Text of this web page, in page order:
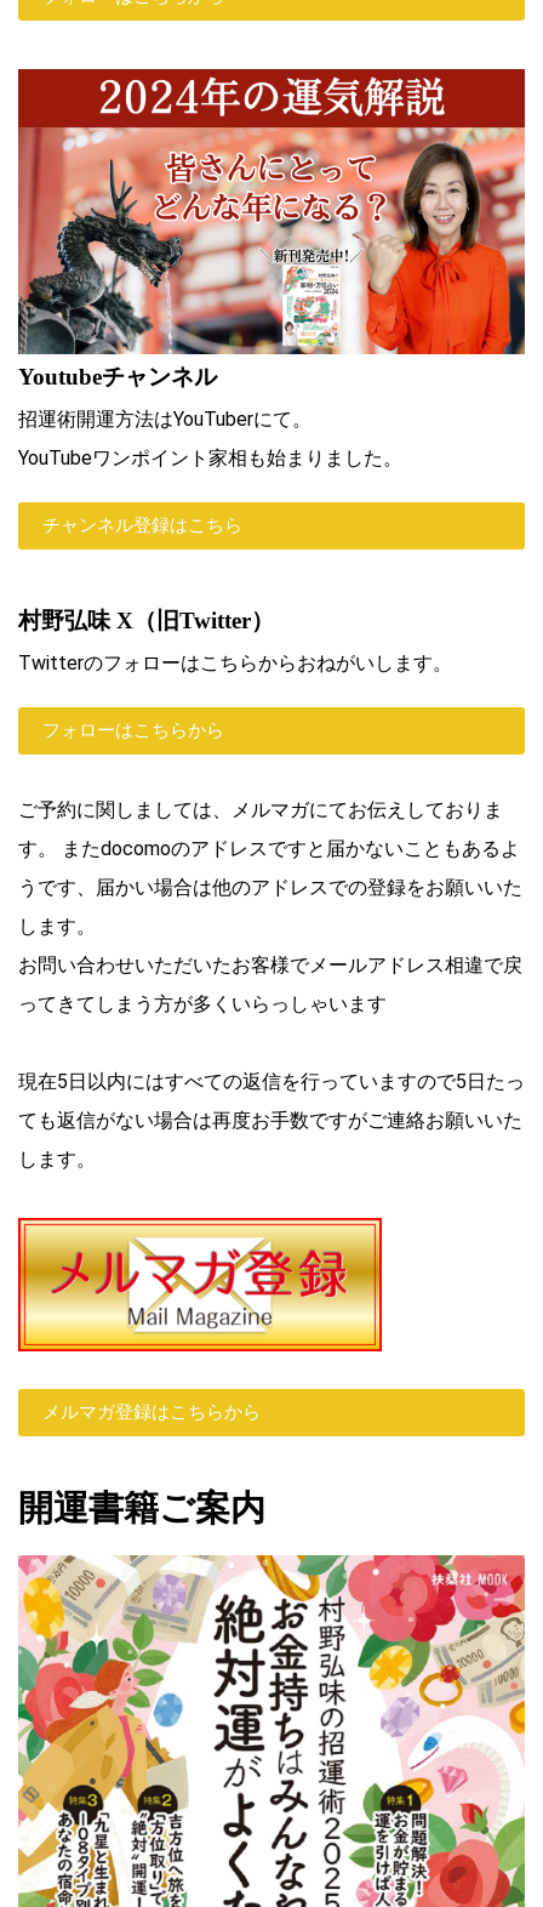
Youtubeチャンネル
招運術開運方法はYouTuberにて。
YouTubeワンポイント家相も始まりました。
チャンネル登録はこちら
村野弘味 X（旧Twitter）
Twitterのフォローはこちらからおねがいします。
フォローはこちらから
ご予約に関しましては、メルマガにてお伝えしておりま
す。 またdocomoのアドレスですと届かないこともあるよ
うです、届かい場合は他のアドレスでの登録をお願いいた
します。
お問い合わせいただいたお客様でメールアドレス相違で戻
ってきてしまう方が多くいらっしゃいます
現在5日以内にはすべての返信を行っていますので5日たっ
ても返信がない場合は再度お手数ですがご連絡お願いいた
します。
メルマガ登録はこちらから
開運書籍ご案内